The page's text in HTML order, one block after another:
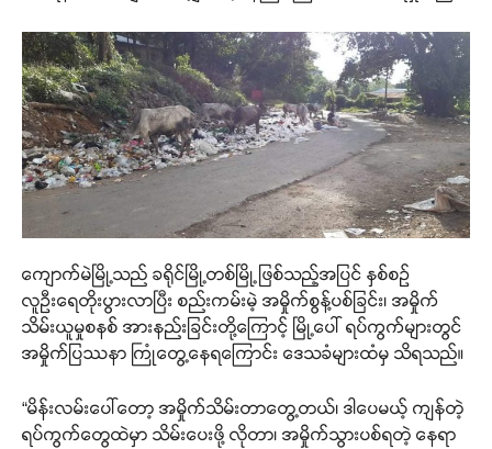
ကျောက်မဲမြို့သည် ခရိုင်မြို့တစ်မြို့ဖြစ်သည့်အပြင် နှစ်စဉ်
လူဦးရေတိုးပွားလာပြီး စည်းကမ်းမဲ့ အမှိုက်စွန့်ပစ်ခြင်း၊ အမှိုက်
သိမ်းယူမှုစနစ် အားနည်းခြင်းတို့ကြောင့် မြို့ပေါ် ရပ်ကွက်များတွင်
အမှိုက်ပြဿနာ ကြုံတွေ့နေရကြောင်း ဒေသခံများထံမှ သိရသည်။
“မိန်းလမ်းပေါ်တော့ အမှိုက်သိမ်းတာတွေ့တယ်၊ ဒါပေမယ့် ကျန်တဲ့
ရပ်ကွက်တွေထဲမှာ သိမ်းပေးဖို့ လိုတာ၊ အမှိုက်သွားပစ်ရတဲ့ နေရာ